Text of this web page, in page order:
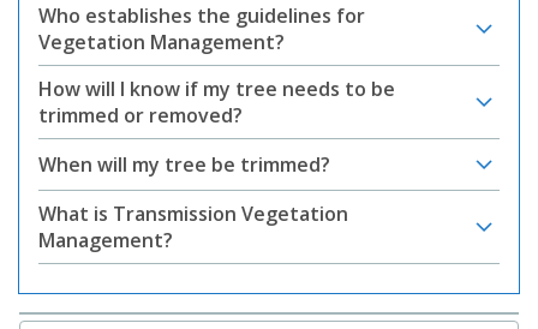
Who establishes the guidelines for
Vegetation Management?
How will I know if my tree needs to be
trimmed or removed?
When will my tree be trimmed?
What is Transmission Vegetation
Management?